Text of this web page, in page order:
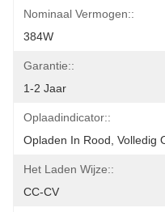
Nominaal Vermogen::
384W
Garantie::
1-2 Jaar
Oplaadindicator::
Opladen In Rood, Volledig
Het Laden Wijze::
CC-CV